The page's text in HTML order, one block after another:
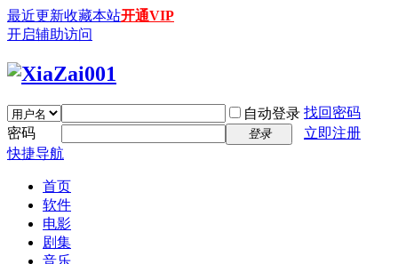
最近更新收藏本站开通VIP
开启辅助访问
自动登录 找回密码
密码
登录
立即注册
快捷导航
首页
软件
电影
剧集
音乐